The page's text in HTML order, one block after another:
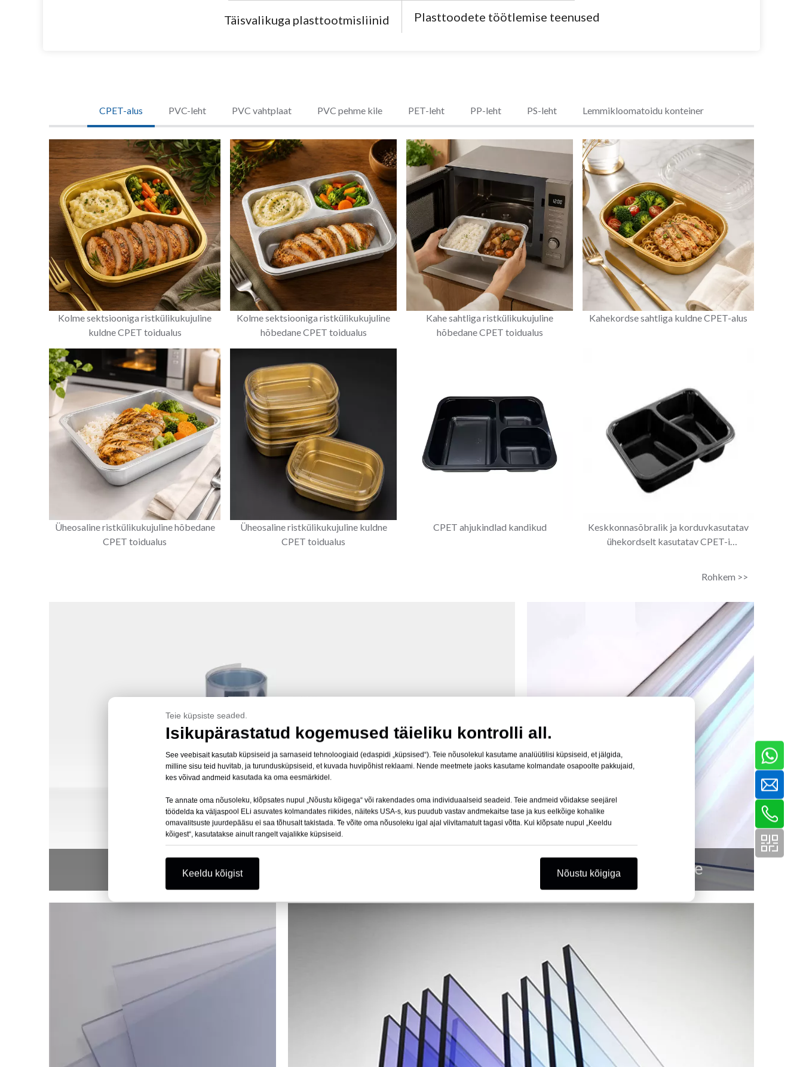
Täisvalikuga plasttootmisliinid Plasttoodete töötlemise teenused
CPET-alus PVC-leht PVC vahtplaat PVC pehme kile PET-leht PP-leht PS-leht Lemmikloomatoidu konteiner
Kolme sektsiooniga ristkülikukujuline
kuldne CPET toidualus
Kolme sektsiooniga ristkülikukujuline
hõbedane CPET toidualus
Kahe sahtliga ristkülikukujuline
hõbedane CPET toidualus
Kahekordse sahtliga kuldne CPET-alus
Üheosaline ristkülikukujuline hõbedane
CPET toidualus
Üheosaline ristkülikukujuline kuldne
CPET toidualus
CPET ahjukindlad kandikud
Keskkonnasõbralik ja korduvkasutatav
ühekordselt kasutatav CPET-i
Rohkem >>
PVC jäik leht PVC painduv kile
Teie küpsiste seaded.
Isikupärastatud kogemused täieliku kontrolli all.
See veebisait kasutab küpsiseid ja sarnaseid tehnoloogiaid (edaspidi „küpsised“). Teie nõusolekul kasutame analüütilisi küpsiseid, et jälgida,
milline sisu teid huvitab, ja turundusküpsiseid, et kuvada huvipõhist reklaami. Nende meetmete jaoks kasutame kolmandate osapoolte pakkujaid,
kes võivad andmeid kasutada ka oma eesmärkidel.
Te annate oma nõusoleku, klõpsates nupul „Nõustu kõigega“ või rakendades oma individuaalseid seadeid. Teie andmeid võidakse seejärel
töödelda ka väljaspool ELi asuvates kolmandates riikides, näiteks USA-s, kus puudub vastav andmekaitse tase ja kus eelkõige kohalike
omavalitsuste juurdepääsu ei saa tõhusalt takistada. Te võite oma nõusoleku igal ajal viivitamatult tagasi võtta. Kui klõpsate nupul „Keeldu
kõigest“, kasutatakse ainult rangelt vajalikke küpsiseid.
Keeldu kõigist Nõustu kõigiga